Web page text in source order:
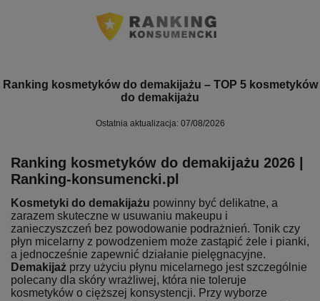
Ranking kosmetyków do demakijażu – TOP 5 kosmetyków
do demakijażu
Ostatnia aktualizacja: 07/08/2026
Ranking kosmetyków do demakijażu 2026 |
Ranking-konsumencki.pl
Kosmetyki do demakijażu powinny być delikatne, a
zarazem skuteczne w usuwaniu makeupu i
zanieczyszczeń bez powodowanie podrażnień. Tonik czy
płyn micelarny z powodzeniem może zastąpić żele i pianki,
a jednocześnie zapewnić działanie pielęgnacyjne.
Demakijaż przy użyciu płynu micelarnego jest szczególnie
polecany dla skóry wrażliwej, która nie toleruje
kosmetyków o cięższej konsystencji. Przy wyborze